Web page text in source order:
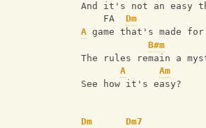
And it's not an easy
    FA
Dm
A game that's made
B#m
The rules remain a
A
Am
See how it's easy?
Dm
Dm7